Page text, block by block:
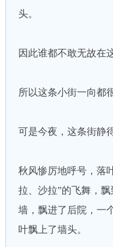
头。
因此谁都不敢无故在
所以这条小街一向都
可是今夜，这条街静
秋风惨厉地呼号，落
拉、沙拉”的飞舞，
墙，飘进了后院，一
叶飘上了墙头。